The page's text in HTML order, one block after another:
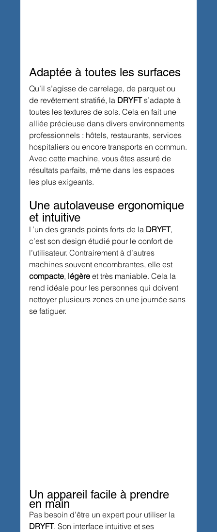
Adaptée à toutes les surfaces
Qu’il s’agisse de carrelage, de parquet ou
de revêtement stratifié, la DRYFT s’adapte à
toutes les textures de sols. Cela en fait une
alliée précieuse dans divers environnements
professionnels : hôtels, restaurants, services
hospitaliers ou encore transports en commun.
Avec cette machine, vous êtes assuré de
résultats parfaits, même dans les espaces
les plus exigeants.
Une autolaveuse ergonomique
et intuitive
L’un des grands points forts de la DRYFT,
c’est son design étudié pour le confort de
l’utilisateur. Contrairement à d’autres
machines souvent encombrantes, elle est
compacte, légère et très maniable. Cela la
rend idéale pour les personnes qui doivent
nettoyer plusieurs zones en une journée sans
se fatiguer.
Un appareil facile à prendre
en main
Pas besoin d’être un expert pour utiliser la
DRYFT. Son interface intuitive et ses